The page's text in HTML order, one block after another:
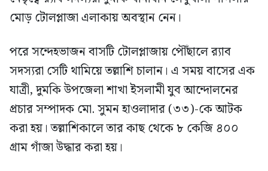
মোড় টোলপ্লাজা এলাকায় অবস্থান নেন।
পরে সন্দেহভাজন বাসটি টোলপ্লাজায় পৌঁছালে র‍্যাব
সদস্যরা সেটি থামিয়ে তল্লাশি চালান। এ সময় বাসের এক
যাত্রী, দুমকি উপজেলা শাখা ইসলামী যুব আন্দোলনের
প্রচার সম্পাদক মো. সুমন হাওলাদার (৩৩)-কে আটক
করা হয়। তল্লাশিকালে তার কাছ থেকে ৮ কেজি ৪০০
গ্রাম গাঁজা উদ্ধার করা হয়।